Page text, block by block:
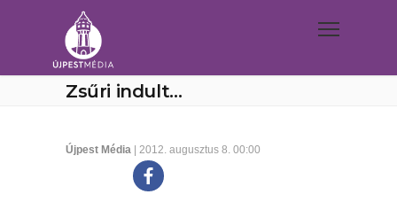
Zsűri indult…
Újpest Média | 2012. augusztus 8. 00:00